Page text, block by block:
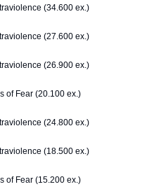
(34.600 ex.)
(27.600 ex.)
(26.900 ex.)
of Fear (20.100 ex.)
(24.800 ex.)
(18.500 ex.)
of Fear (15.200 ex.)